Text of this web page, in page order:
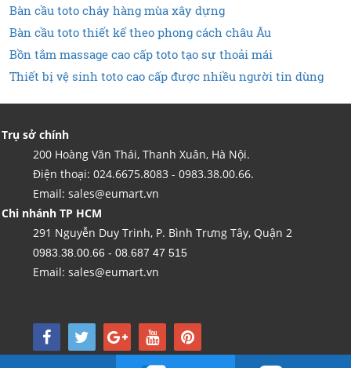
Bàn cầu toto cháy hàng mùa xây dựng
Bàn cầu toto thiết kế theo phong cách châu Âu
Bồn tắm massage cao cấp toto tạo sự thoải mái
Thiết bị vệ sinh toto cao cấp được nhiều người tin dùng
Trụ sở chính
200 Hoàng Văn Thái, Thanh Xuân, Hà Nội.
Điện thoại: 024.6675.8083 - 0983.38.00.66.
Email: sales@eumart.vn
Chi nhánh TP HCM
291 Nguyễn Duy Trinh, P. Bình Trưng Tây, Quận 2
0983.38.00.66 - 08.687 47 515
Email: sales@eumart.vn